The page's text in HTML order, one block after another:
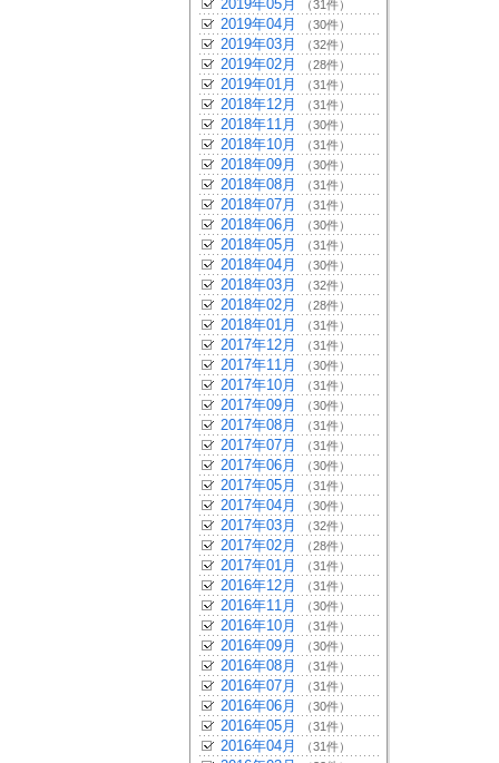
2019年05月 （31件）
2019年04月 （30件）
2019年03月 （32件）
2019年02月 （28件）
2019年01月 （31件）
2018年12月 （31件）
2018年11月 （30件）
2018年10月 （31件）
2018年09月 （30件）
2018年08月 （31件）
2018年07月 （31件）
2018年06月 （30件）
2018年05月 （31件）
2018年04月 （30件）
2018年03月 （32件）
2018年02月 （28件）
2018年01月 （31件）
2017年12月 （31件）
2017年11月 （30件）
2017年10月 （31件）
2017年09月 （30件）
2017年08月 （31件）
2017年07月 （31件）
2017年06月 （30件）
2017年05月 （31件）
2017年04月 （30件）
2017年03月 （32件）
2017年02月 （28件）
2017年01月 （31件）
2016年12月 （31件）
2016年11月 （30件）
2016年10月 （31件）
2016年09月 （30件）
2016年08月 （31件）
2016年07月 （31件）
2016年06月 （30件）
2016年05月 （31件）
2016年04月 （31件）